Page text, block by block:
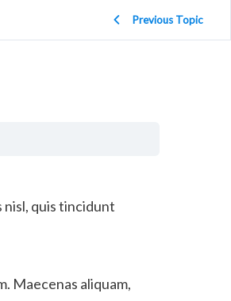
Previous Topic
quis tincidunt
Maecenas aliquam,